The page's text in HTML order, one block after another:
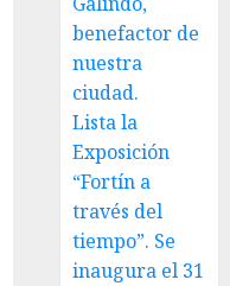
benefactor de
nuestra
ciudad.
Lista la
Exposición
“Fortín a
través del
tiempo”. Se
inaugura el 31